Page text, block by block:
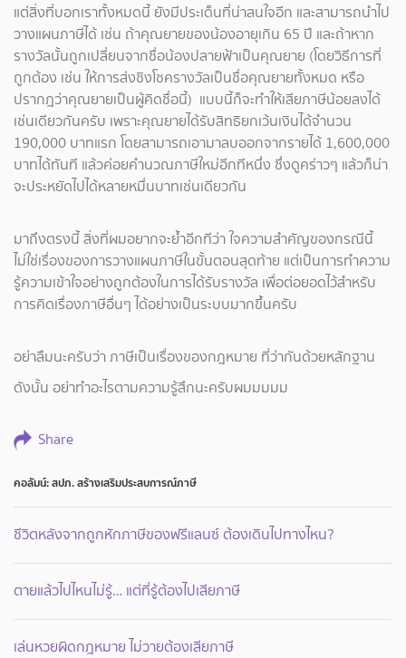
แต่สิ่งที่บอกเราทั้งหมดนี้ ยังมีประเด็นที่น่าสนใจอีก และสามารถนำไป
วางแผนภาษีได้ เช่น ถ้าคุณยายของน้องอายุเกิน 65 ปี และถ้าหาก
รางวัลนั้นถูกเปลี่ยนจากชื่อน้องปลายฟ้าเป็นคุณยาย (โดยวิธีการที่
ถูกต้อง เช่น ให้การส่งชิงโชครางวัลเป็นชื่อคุณยายทัั้งหมด หรือ
ปรากฎว่าคุณยายเป็นผู้คิดชื่อนี้) แบบนี้ก็จะทำให้เสียภาษีน้อยลงได้
เช่นเดียวกันครับ เพราะคุณยายได้รับสิทธิยกเว้นเงินได้จำนวน
190,000 บาทแรก โดยสามารถเอามาลบออกจากรายได้ 1,600,000
บาทได้ทันที แล้วค่อยคำนวณภาษีใหม่อีกทีหนึ่ง ซึ่งดูคร่าวๆ แล้วก็น่า
จะประหยัดไปได้หลายหมื่นบาทเช่นเดียวกัน
มาถึงตรงนี้ สิ่งที่ผมอยากจะย้ำอีกทีว่า ใจความสำคัญของกรณีนี้
ไม่ใช่เรื่องของการวางแผนภาษีในขั้นตอนสุดท้าย แต่เป็นการทำความ
รู้ความเข้าใจอย่างถูกต้องในการได้รับรางวัล เพื่อต่อยอดไว้สำหรับ
การคิดเรื่องภาษีอื่นๆ ได้อย่างเป็นระบบมากขึ้นครับ
อย่าลืมนะครับว่า ภาษีเป็นเรื่องของกฎหมาย ที่ว่ากันด้วยหลักฐาน
ดังนั้น อย่าทำอะไรตามความรู้สึกนะครับผมมมมม
Share
คอลัมน์: สปภ. สร้างเสริมประสบการณ์ภาษี
ชีวิตหลังจากถูกหักภาษีของฟรีแลนซ์ ต้องเดินไปทางไหน?
ตายแล้วไปไหนไม่รู้… แต่ที่รู้ต้องไปเสียภาษี
เล่นหวยผิดกฎหมาย ไม่วายต้องเสียภาษี